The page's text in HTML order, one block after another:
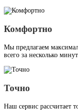
Комфортно
Мы предлагаем
всего за несколько минут
Точно
Наш сервис рассчитает